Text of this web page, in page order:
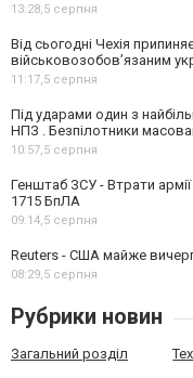
13:28,5 серпня
Від сьогодні Чехія
військовозобов’язаним
11:17,5 серпня
Під ударами один з
НПЗ . Безпілотники
10:57,5 серпня
Генштаб ЗСУ - Втрати
1715 БпЛА
09:14,5 серпня
Reuters - США майже
08:29,5 серпня
Рубрики новин
Загальний розділ